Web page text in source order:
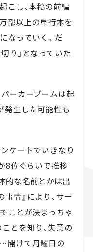
こし、本稿の前編
部以上の単行本を
なっていく。だ
り」となっていた
ーカーブームは起
発生した可能性も
ケートでいきなり
8位ぐらいで推移
な名前とかは出
情』により、サー
ことが決まっちゃ
とを知り、失意の
開けて月曜日の